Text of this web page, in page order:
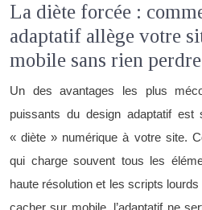
La diète forcée :
adaptatif allège votre
mobile sans rien
Un des avantages les plus
puissants du design adaptatif
« diète » numérique à votre site.
qui charge souvent tous les
haute résolution et les scripts
cacher sur mobile, l’adaptatif ne